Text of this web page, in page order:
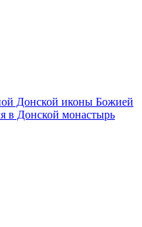
Донской иконы Божией
в Донской монастырь